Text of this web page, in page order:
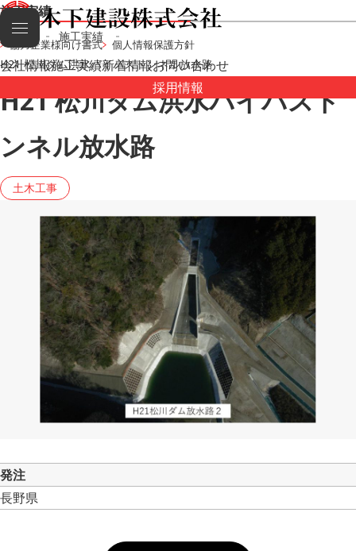
協力企業様向け書式 個人情報保護方針
会社情報施工実績新着情報お問い合わせ
採用情報
施工実績
HOME
施工実績
H21 松川ダム洪水バイパストンネル放水路
H21 松川ダム洪水バイパスト
ンネル放水路
土木工事
発注
長野県